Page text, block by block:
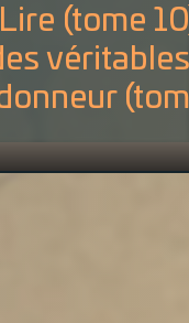
(tome